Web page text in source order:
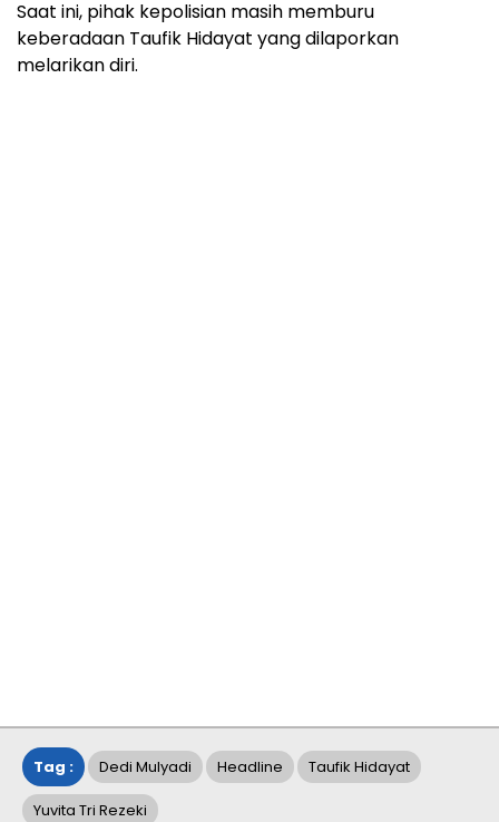
Saat ini, pihak kepolisian masih memburu
keberadaan Taufik Hidayat yang dilaporkan
melarikan diri.
Tag : Dedi Mulyadi Headline Taufik Hidayat
Yuvita Tri Rezeki